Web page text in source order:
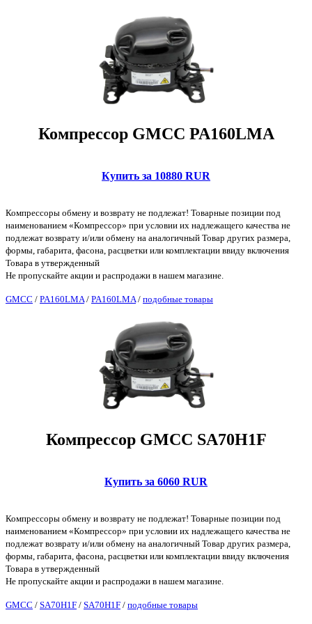
Компрессор GMCC PA160LMA
Купить за 10880 RUR
Компрессоры обмену и возврату не подлежат! Товарные позиции под
наименованием «Компрессор» при условии их надлежащего качества не
подлежат возврату и/или обмену на аналогичный Товар других размера,
формы, габарита, фасона, расцветки или комплектации ввиду включения
Товара в утвержденный
Не пропускайте акции и распродажи в нашем магазине.
GMCC / PA160LMA/ PA160LMA/ подобные товары
Компрессор GMCC SA70H1F
Купить за 6060 RUR
Компрессоры обмену и возврату не подлежат! Товарные позиции под
наименованием «Компрессор» при условии их надлежащего качества не
подлежат возврату и/или обмену на аналогичный Товар других размера,
формы, габарита, фасона, расцветки или комплектации ввиду включения
Товара в утвержденный
Не пропускайте акции и распродажи в нашем магазине.
GMCC / SA70H1F / SA70H1F / подобные товары